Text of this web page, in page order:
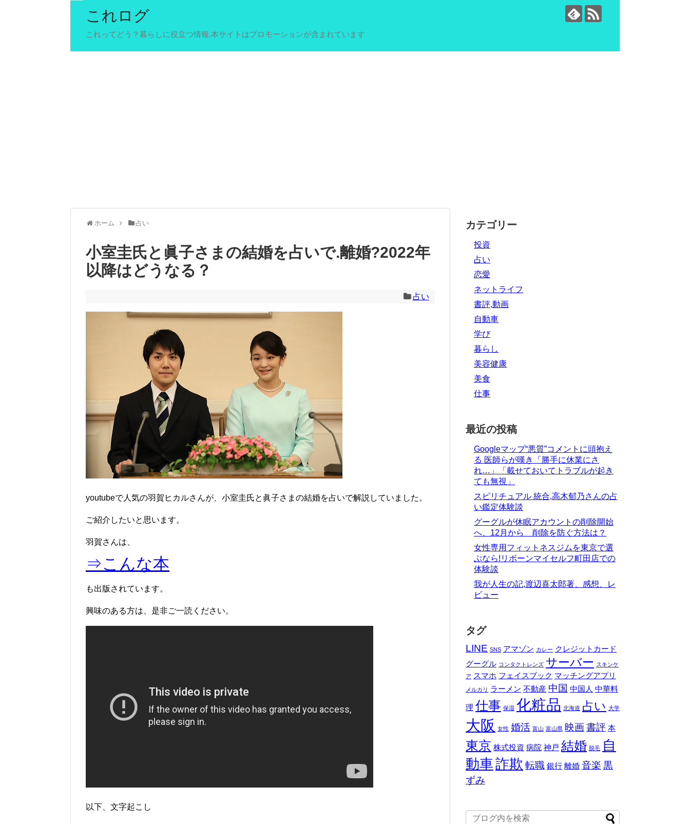
これログ
これってどう？暮らしに役立つ情報.本サイトはプロモーションが含まれています
ホーム 占い
小室圭氏と眞子さまの結婚を占いで.離婚?2022年
以降はどうなる？
占い
youtubeで人気の羽賀ヒカルさんが、小室圭氏と眞子さまの結婚を占いで解説していました。
ご紹介したいと思います。
羽賀さんは、
⇒こんな本
も出版されています。
興味のある方は、是非ご一読ください。
以下、文字起こし
カテゴリー
投資
占い
恋愛
ネットライフ
書評,動画
自動車
学び
暮らし
美容健康
美食
仕事
最近の投稿
Googleマップ“悪質”コメントに頭抱え
る 医師らが嘆き「勝手に休業にさ
れ…」「載せておいてトラブルが起き
ても無視」
スピリチュアル 統合,高木郁乃さんの占
い鑑定体験談
グーグルが休眠アカウントの削除開始
へ、12月から 削除を防ぐ方法は？
女性専用フィットネスジムを東京で選
ぶなら!リボーンマイセルフ町田店での
体験談
我が人生の記,渡辺喜太郎著、感想、レ
ビュー
タグ
LINE SNS アマゾン カレー クレジットカード
グーグル コンタクトレンズ サーバー スキンケ
ア スマホ フェイスブック マッチングアプリ
メルカリ ラーメン 不動産 中国 中国人 中華料
理 仕事 保湿 化粧品 北海道 占い 大学
大阪 女性 婚活 富山 富山県 映画書評 本
東京 株式投資 病院 神戸 結婚 脱毛 自
動車詐欺 転職 銀行 離婚 音楽 黒
ずみ